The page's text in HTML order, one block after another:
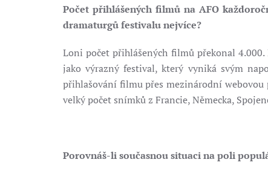
Počet přihlášených filmů na AFO
dramaturgů festivalu nejvíce?
Loni počet přihlášených filmů překonal
jako výrazný festival, který vyniká svým
přihlašování filmu přes mezinárodní
velký počet snímků z Francie, Německa,
Porovnáš-li současnou situaci na poli